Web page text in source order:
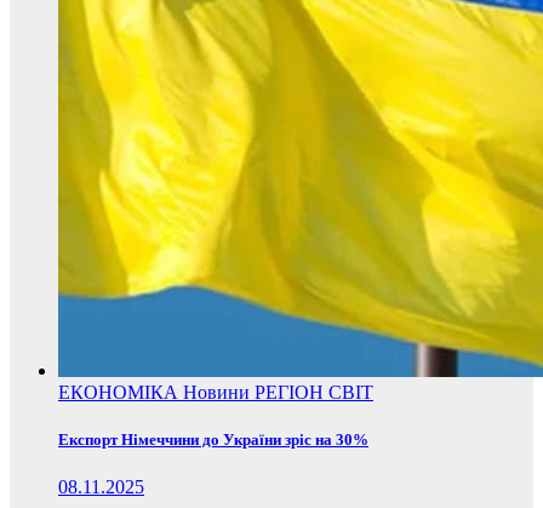
ЕКОНОМІКА Новини РЕГІОН СВІТ
Експорт Німеччини до України зріс на 30%
08.11.2025